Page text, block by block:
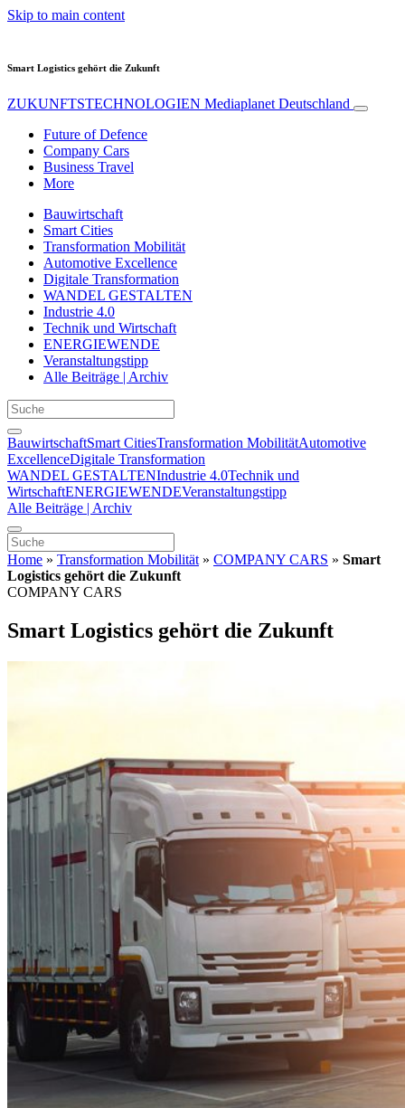
Skip to main content
Smart Logistics gehört die Zukunft
ZUKUNFTSTECHNOLOGIEN Mediaplanet Deutschland
Future of Defence
Company Cars
Business Travel
More
Bauwirtschaft
Smart Cities
Transformation Mobilität
Automotive Excellence
Digitale Transformation
WANDEL GESTALTEN
Industrie 4.0
Technik und Wirtschaft
ENERGIEWENDE
Veranstaltungstipp
Alle Beiträge | Archiv
BauwirtschaftSmart CitiesTransformation MobilitätAutomotive
ExcellenceDigitale Transformation
WANDEL GESTALTENIndustrie 4.0Technik und
WirtschaftENERGIEWENDEVeranstaltungstipp
Alle Beiträge | Archiv
Home » Transformation Mobilität » COMPANY CARS » Smart
Logistics gehört die Zukunft
COMPANY CARS
Smart Logistics gehört die Zukunft